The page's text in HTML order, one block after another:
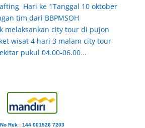
Hari ke 1Tanggal 10 oktober
tim dari BBPMSOH
melaksankan city tour di pujon
wisat 4 hari 3 malam city tour
pukul 04.00-06.00...
No Rek : 144 001526 7203